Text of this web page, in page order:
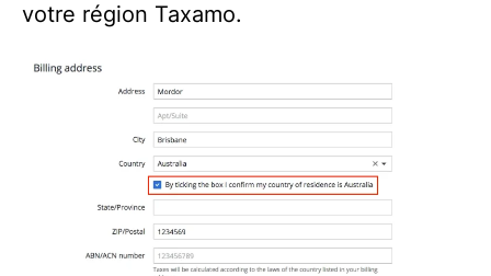
votre région Taxamo.